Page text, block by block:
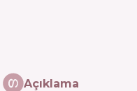
Açıklama